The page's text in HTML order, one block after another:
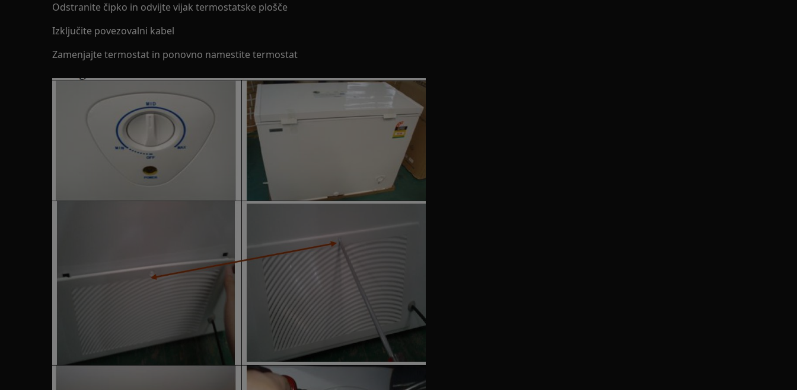
Odstranite čipko in odvijte vijak termostatske plošče
Izključite povezovalni kabel
Zamenjajte termostat in ponovno namestite termostat